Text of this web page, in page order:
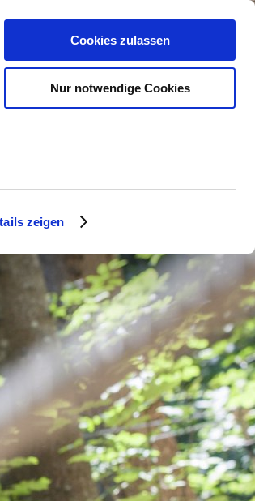
zeigen
Cookies zulassen
Nur notwendige Cookies
& Kontakt